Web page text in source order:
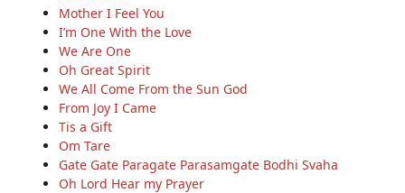
Mother I Feel You
I’m One With the Love
We Are One
Oh Great Spirit
We All Come From the Sun God
From Joy I Came
Tis a Gift
Om Tare
Gate Gate Paragate Parasamgate Bodhi Svaha
Oh Lord Hear my Prayer